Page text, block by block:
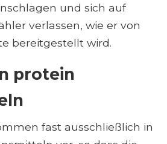
und sich auf
verlassen, wie er von
bereitgestellt wird.
protein
fast ausschließlich in